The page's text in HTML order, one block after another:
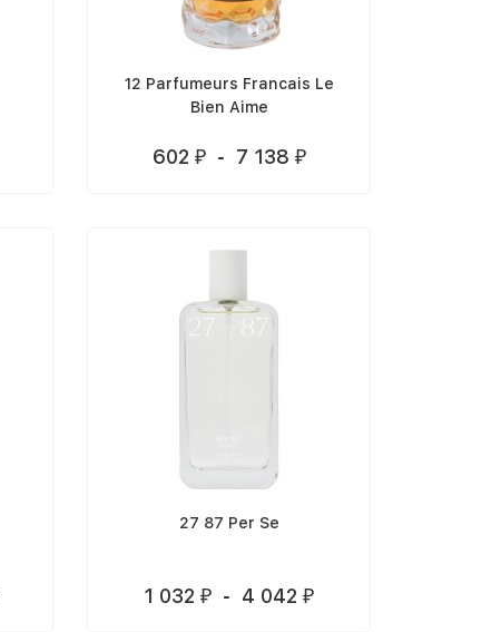
12 Parfumeurs Francais Le
Bien Aime
602 ₽ - 7 138 ₽
27 87 Per Se
1 032 ₽ - 4 042 ₽